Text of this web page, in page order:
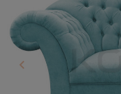
Poprzedni
keyboard_arrow_left